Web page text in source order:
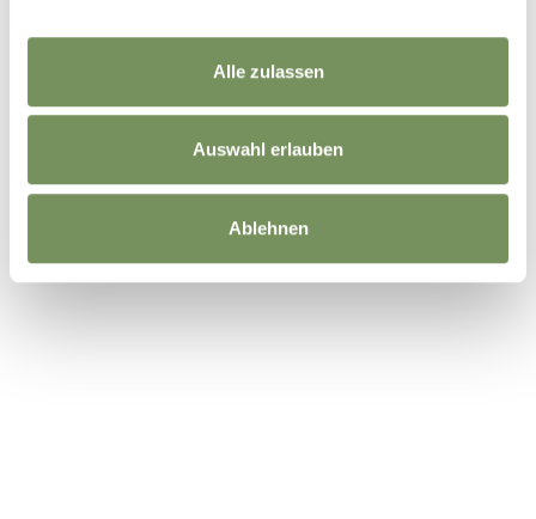
Alle zulassen
Auswahl erlauben
Ablehnen